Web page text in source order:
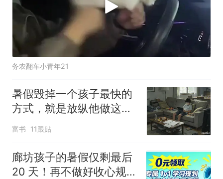
务农翻车小青年21
暑假毁掉一个孩子最快的
方式，就是放纵他做这几
件事，父母却不知
富书 11跟贴
廊坊孩子的暑假仅剩最后
20 天！再不做好收心规